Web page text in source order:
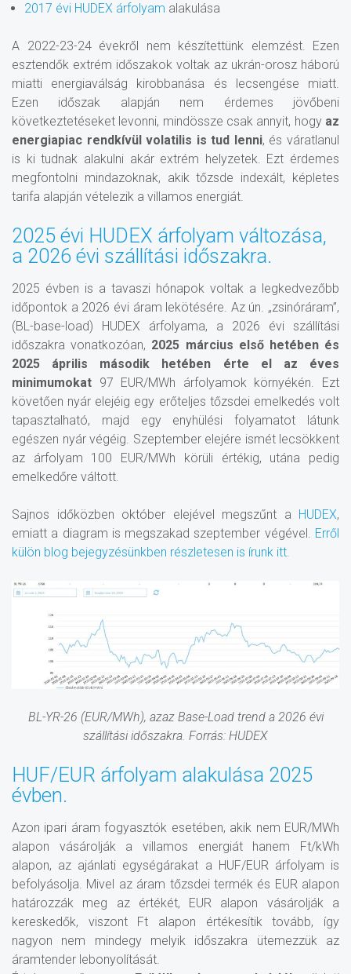
2017 évi HUDEX árfolyam alakulása
A 2022-23-24 évekről nem készítettünk elemzést. Ezen
esztendők extrém időszakok voltak az ukrán-orosz háború
miatti energiaválság kirobbanása és lecsengése miatt.
Ezen időszak alapján nem érdemes jövőbeni
következtetéseket levonni, mindössze csak annyit, hogy az
energiapiac rendkívül volatilis is tud lenni, és váratlanul
is ki tudnak alakulni akár extrém helyzetek. Ezt érdemes
megfontolni mindazoknak, akik tőzsde indexált, képletes
tarifa alapján vételezik a villamos energiát.
2025 évi HUDEX árfolyam változása,
a 2026 évi szállítási időszakra.
2025 évben is a tavaszi hónapok voltak a legkedvezőbb
időpontok a 2026 évi áram lekötésére. Az ún. „zsinóráram”,
(BL-base-load) HUDEX árfolyama, a 2026 évi szállítási
időszakra vonatkozóan, 2025 március első hetében és
2025 április második hetében érte el az éves
minimumokat 97 EUR/MWh árfolyamok környékén. Ezt
követően nyár elejéig egy erőteljes tőzsdei emelkedés volt
tapasztalható, majd egy enyhülési folyamatot látunk
egészen nyár végéig. Szeptember elejére ismét lecsökkent
az árfolyam 100 EUR/MWh körüli értékig, utána pedig
emelkedőre váltott.
Sajnos időközben október elejével megszűnt a HUDEX,
emiatt a diagram is megszakad szeptember végével. Erről
külön blog bejegyzésünkben részletesen is írunk itt.
BL-YR-26 (EUR/MWh), azaz Base-Load trend a 2026 évi
szállítási időszakra. Forrás: HUDEX
HUF/EUR árfolyam alakulása 2025
évben.
Azon ipari áram fogyasztók esetében, akik nem EUR/MWh
alapon vásárolják a villamos energiát hanem Ft/kWh
alapon, az ajánlati egységárakat a HUF/EUR árfolyam is
befolyásolja. Mivel az áram tőzsdei termék és EUR alapon
határozzák meg az értékét, EUR alapon vásárolják a
kereskedők, viszont Ft alapon értékesítik tovább, így
nagyon nem mindegy melyik időszakra ütemezzük az
áramtender lebonyolítását.